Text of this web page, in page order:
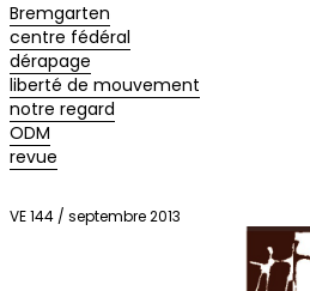
Bremgarten
centre fédéral
dérapage
liberté de mouvement
notre regard
ODM
revue
VE 144 / septembre 2013